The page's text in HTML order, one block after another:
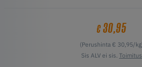
€30,95
(Perushinta € 30,95/
Sis ALV ei sis. Toimitus